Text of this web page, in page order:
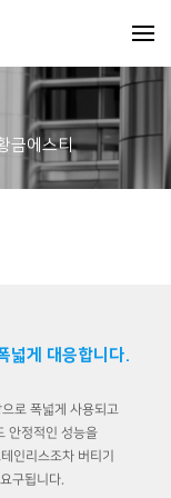
금에스티
넓게 대응합니다.
로 폭넓게 사용되고
안정적인 성능을
인리스조차 버티기
구됩니다.